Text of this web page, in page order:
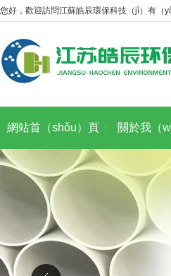
您好，歡迎訪問江蘇皓辰環保科技（jì）有（
網站首（shǒu）頁 關於我（